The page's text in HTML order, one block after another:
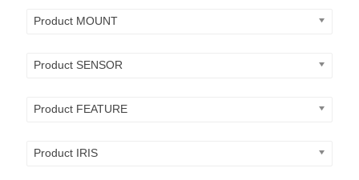
Product MOUNT
Product SENSOR
Product FEATURE
Product IRIS